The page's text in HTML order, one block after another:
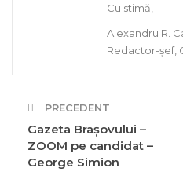
Cu stimă,
Alexandru R.
Redactor-șef,
PRECEDENT
Gazeta Brașovului –
ZOOM pe candidat –
George Simion